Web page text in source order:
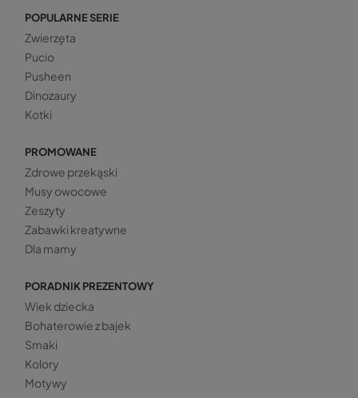
POPULARNE SERIE
Zwierzęta
Pucio
Pusheen
Dinozaury
Kotki
PROMOWANE
Zdrowe przekąski
Musy owocowe
Zeszyty
Zabawki kreatywne
Dla mamy
PORADNIK PREZENTOWY
Wiek dziecka
Bohaterowie z bajek
Smaki
Kolory
Motywy